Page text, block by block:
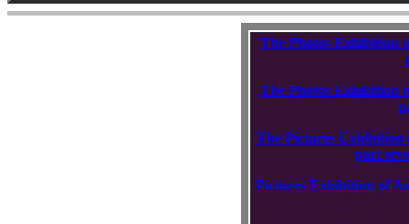
The Photos Exhibition
The Photos Exhibition
The Pictures Exhibition
part
Pictures Exhibition of